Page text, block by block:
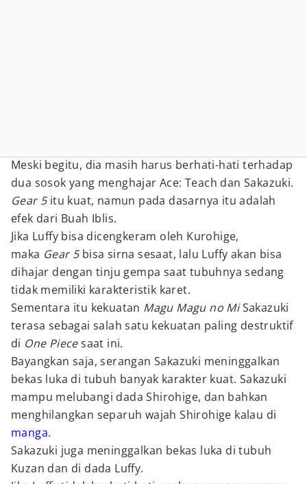
Meski begitu, dia masih harus berhati-hati terhadap
dua sosok yang menghajar Ace: Teach dan Sakazuki.
Gear 5 itu kuat, namun pada dasarnya itu adalah
efek dari Buah Iblis.
Jika Luffy bisa dicengkeram oleh Kurohige,
maka Gear 5 bisa sirna sesaat, lalu Luffy akan bisa
dihajar dengan tinju gempa saat tubuhnya sedang
tidak memiliki karakteristik karet.
Sementara itu kekuatan Magu Magu no MiSakazuki
terasa sebagai salah satu kekuatan paling destruktif
di One Piecesaat ini.
Bayangkan saja, serangan Sakazuki meninggalkan
bekas luka di tubuh banyak karakter kuat. Sakazuki
mampu melubangi dada Shirohige, dan bahkan
menghilangkan separuh wajah Shirohige kalau di
manga.
Sakazuki juga meninggalkan bekas luka di tubuh
Kuzan dan di dada Luffy.